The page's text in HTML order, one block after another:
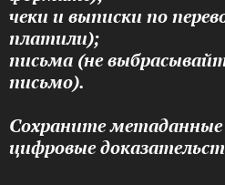
чеки и выписки по
платили);
письма (не
письмо).
Сохраните метаданные
цифровые